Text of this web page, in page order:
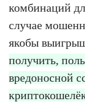
комбинаций
случае
якобы
получить,
вредоносной